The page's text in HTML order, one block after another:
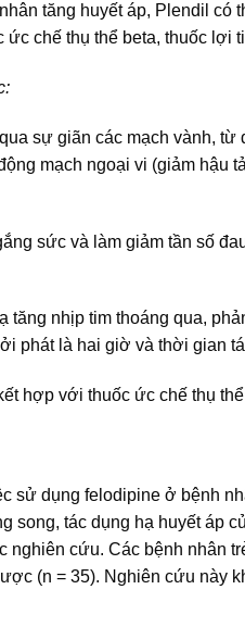
tăng huyết áp, Plendil
chế thụ thể beta, thuốc lợi
sự giãn các mạch vành,
mạch ngoại vi (giảm hậu
sức và làm giảm tần số
tăng nhịp tim thoáng qua,
phát là hai giờ và thời gian
hợp với thuốc ức chế thụ
sử dụng felodipine ở bệnh
song, tác dụng hạ huyết áp
nghiên cứu. Các bệnh nhân
(n = 35). Nghiên cứu này